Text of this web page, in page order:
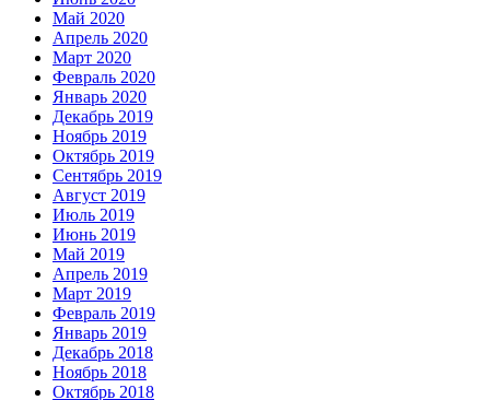
Май 2020
Апрель 2020
Март 2020
Февраль 2020
Январь 2020
Декабрь 2019
Ноябрь 2019
Октябрь 2019
Сентябрь 2019
Август 2019
Июль 2019
Июнь 2019
Май 2019
Апрель 2019
Март 2019
Февраль 2019
Январь 2019
Декабрь 2018
Ноябрь 2018
Октябрь 2018